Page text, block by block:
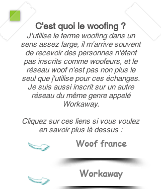
C'est quoi le woofing ?
J'utilise le terme woofing dans un
sens assez large, il m'arrive souvent
de recevoir des personnes n'étant
pas inscrits comme woofeurs, et le
réseau woof n'est pas non plus le
seul que j'utilise pour ces échanges.
Je suis aussi inscrit sur un autre
réseau du même genre appelé
Workaway.
Cliquez sur ces liens si vous voulez
en savoir plus là dessus :
Woof france
Workaway